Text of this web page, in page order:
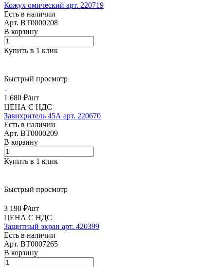
Кожух омический арт. 220719
Есть в наличии
Арт. BT0000208
В корзину
Купить в 1 клик
Быстрый просмотр
1 680 ₽/шт
ЦЕНА С НДС
Завихритель 45А арт. 220670
Есть в наличии
Арт. BT0000209
В корзину
Купить в 1 клик
Быстрый просмотр
3 190 ₽/шт
ЦЕНА С НДС
Защитный экран арт. 420399
Есть в наличии
Арт. BT0007265
В корзину